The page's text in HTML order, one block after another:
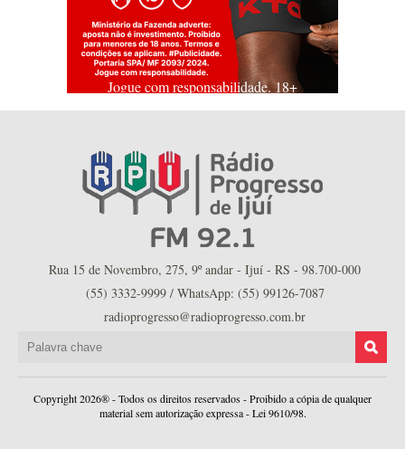
Jogue com responsabilidade. 18+
Rua 15 de Novembro, 275, 9º andar - Ijuí - RS - 98.700-000
(55) 3332-9999 / WhatsApp: (55) 99126-7087
radioprogresso@radioprogresso.com.br
Copyright 2026® - Todos os direitos reservados - Proibido a cópia de qualquer
material sem autorização expressa - Lei 9610/98.